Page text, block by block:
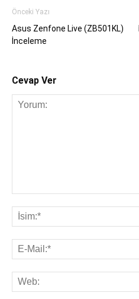
Önceki Yazı
Asus Zenfone Live (ZB501KL)
İnceleme
Cevap Ver